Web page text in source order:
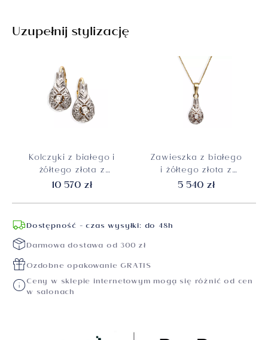
Uzupełnij stylizację
Kolczyki z białego i
żółtego złota z
diamentami
próba 585
10 570 zł
Zawieszka z białego
i żółtego złota z
diamentami
próba 585
5 540 zł
Dostępność - czas wysyłki: do 48h
Darmowa dostawa od 300 zł
Ozdobne opakowanie GRATIS
Ceny w sklepie internetowym mogą się różnić od cen
w salonach